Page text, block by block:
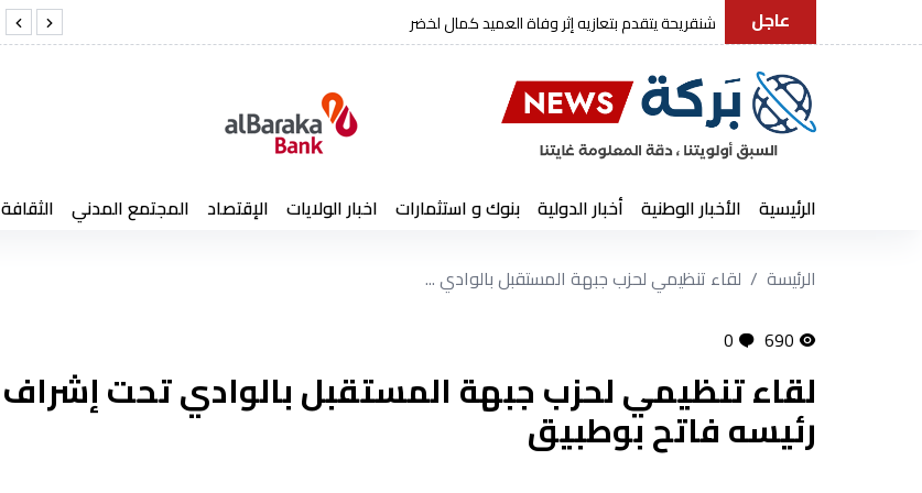
عاجل رئيس الجمهورية يعزي في وفاة العميد كمال لخضر
الرئيسية الأخبار الوطنية أخبار الدولية بنوك و استثمارات اخبار الولايات الإقتصاد المجتمع المدني الثقافة
الرئيسة
لقاء تنظيمي لحزب جبهة المستقبل بالوادي ...
690
0
لقاء تنظيمي لحزب جبهة المستقبل بالوادي تحت إشراف
رئيسه فاتح بوطبيق